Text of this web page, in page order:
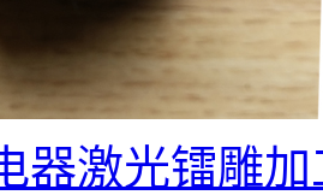
器激光镭雕加